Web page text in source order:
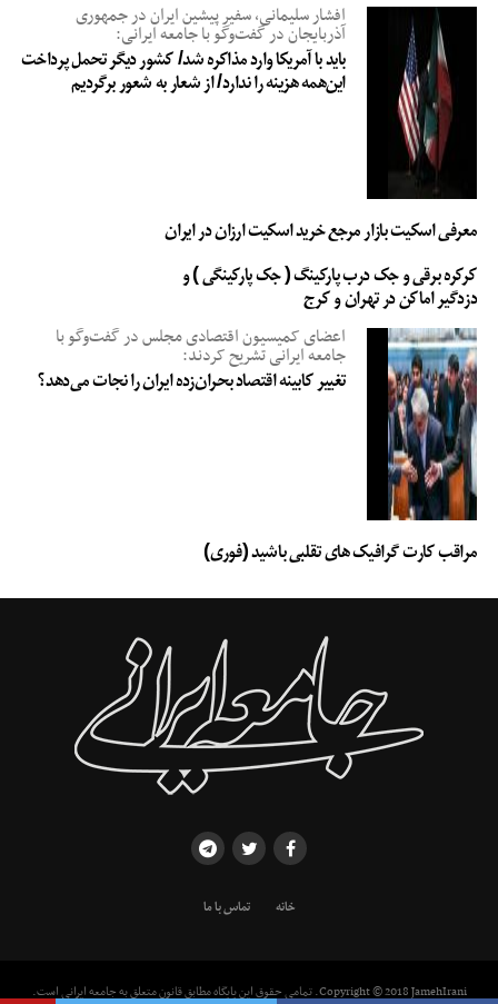
افشار سلیمانی، سفیر پیشین ایران در جمهوری
آذربایجان در گفت‌وگو با جامعه ایرانی:
باید با آمریکا وارد مذاکره شد/ کشور دیگر تحمل پرداخت
این‌همه هزینه را ندارد/ از شعار به شعور برگردیم
معرفی اسکیت بازار مرجع خرید اسکیت ارزان در ایران
کرکره برقی و جک درب پارکینگ ( جک پارکینگی ) و
دزدگیر اماکن در تهران و کرج
اعضای کمیسیون اقتصادی مجلس در گفت‌وگو با
جامعه ایرانی تشریح کردند:
تغییر کابینه اقتصاد بحران‌زده ایران را نجات می‌دهد؟
مراقب کارت گرافیک های تقلبی باشید (فوری)
خانه تماس با ما
Copyright © 2018 JamehIrani. تمامی حقوق این پایگاه مطابق قانون متعلق به جامعه ایرانی است.